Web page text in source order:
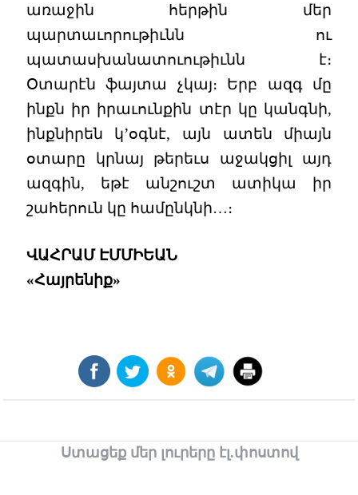
առաջին հերթին մեր
պարտաւորութիւնն ու
պատասխանատուութիւնն է։
Օտարէն ֆայտա չկայ։ Երբ ազգ մը
ինքն իր իրաւունքին տէր կը կանգնի,
ինքնիրեն կ’օգնէ, այն ատեն միայն
օտարը կրնայ թերեւս աջակցիլ այդ
ազգին, եթէ անշուշտ ատիկա իր
շահերուն կը համընկնի…։
ՎԱՀՐԱՄ ԷՄՄԻԵԱՆ
«Հայրենիք»
Ստացեք մեր լուրերը էլ.փոստով